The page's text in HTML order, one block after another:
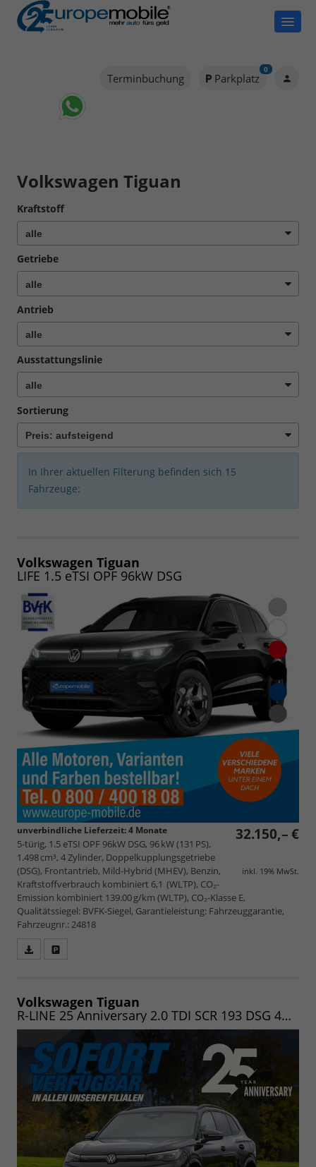
Terminbuchung Parkplatz
0
Volkswagen Tiguan
Kraftstoff
Getriebe
Antrieb
Ausstattungslinie
Sortierung
In Ihrer aktuellen Filterung befinden sich 15
Fahrzeuge:
Volkswagen Tiguan
LIFE 1.5 eTSI OPF 96kW DSG
32.150,– €
inkl. 19% MwSt.
unverbindliche Lieferzeit:4 Monate
5-türig, 1.5 eTSI OPF 96kW DSG, 96 kW (131 PS),
1.498 cm³, 4 Zylinder, Doppelkupplungsgetriebe
(DSG), Frontantrieb, Mild-Hybrid (MHEV), Benzin,
Kraftstoffverbrauch kombiniert 6,1 (WLTP), CO₂-
Emission kombiniert 139.00 g/km (WLTP), CO₂-Klasse E,
Qualitätssiegel: BVFK-Siegel, Garantieleistung: Fahrzeuggarantie,
Fahrzeugnr.: 24818
speichern/drucken
Volkswagen Tiguan
R-LINE 25 Anniversary 2.0 TDI SCR 193 DSG 4MOTION (Lager) NAV.MAX/PANO/20"/KOMFORT/WINTER/LED/UVM.